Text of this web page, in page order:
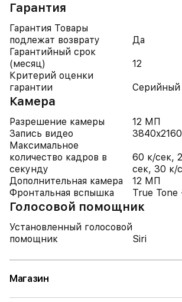
Гарантия
Гарантия Товары
подлежат возврату
Да
Гарантийный срок
(месяц)
12
Критерий оценки
гарантии
Камера
Разрешение камеры
12 МП
Запись видео
3840x2160
Максимальное
количество кадров в
секунду
60 к/сек,
сек, 30 к/
Дополнительная камера
12 МП
Фронтальная вспышка
True Tone
Голосовой помощник
Установленный голосовой
помощник
Siri
Магазин